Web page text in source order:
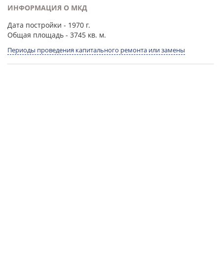
ИНФОРМАЦИЯ О МКД
Дата постройки - 1970 г.
Общая площадь - 3745 кв. м.
Периоды проведения капитального ремонта или замены